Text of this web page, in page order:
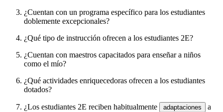
¿Cuentan con un programa específico para los estudiantes
doblemente excepcionales?
¿Qué tipo de instrucción ofrecen a los estudiantes 2E?
¿Cuentan con maestros capacitados para enseñar a niños
como el mío?
¿Qué actividades enriquecedoras ofrecen a los estudiantes
dotados?
¿Los estudiantes 2E reciben habitualmente adaptaciones
a